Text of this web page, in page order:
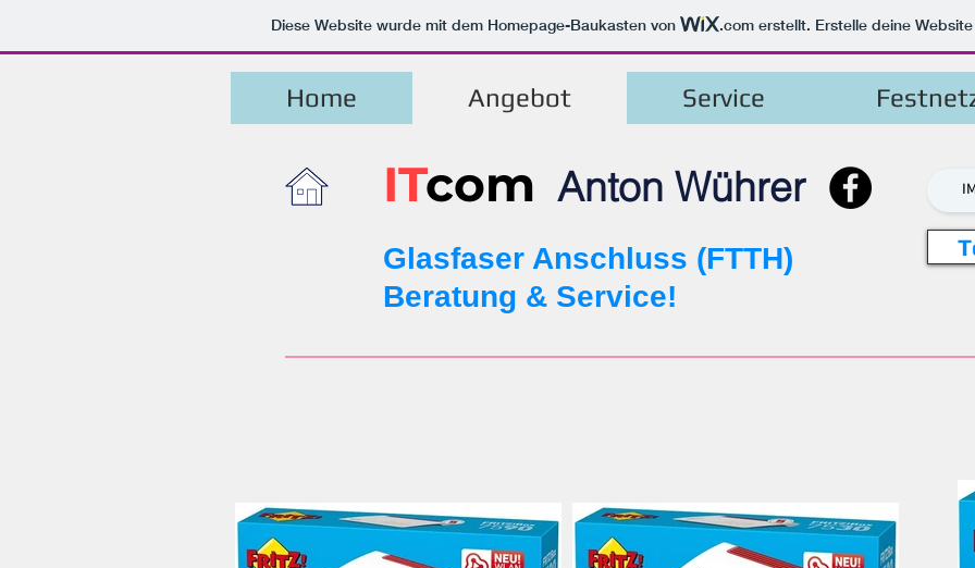
Diese Website wurde mit dem Homepage-Baukasten von .com erstellt. Erstelle deine
Home Angebot Service
ITcom Anton Wührer
Glasfaser Anschluss (FTTH)
Beratung & Service!